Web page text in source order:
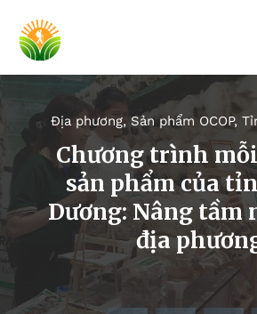
Địa phương,Sản phẩm OCOP,
Chương trình
sản phẩm của
Dương: Nâng tầm
địa